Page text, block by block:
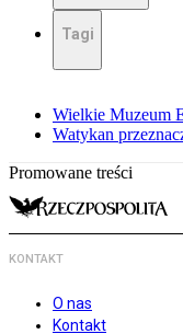
Tagi
Wielkie Muzeum
Watykan
Promowane treści
KONTAKT
O nas
Kontakt